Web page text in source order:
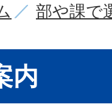
部や課で
内